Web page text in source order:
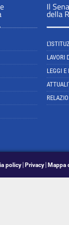
Il
della
LAVORI
LEGGI E
policy Privacy Mappa